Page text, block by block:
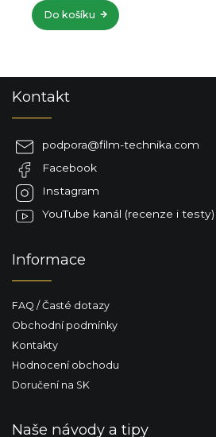
Do košíku
Kontakt
podpora@film-technika.com
Facebook
Instagram
YouTube kanál (recenze i testy)
Informace
FAQ / Časté dotazy
Obchodní podmínky
Kontakty
Hodnocení obchodu
Doručení na SK
Naše návody a tipy